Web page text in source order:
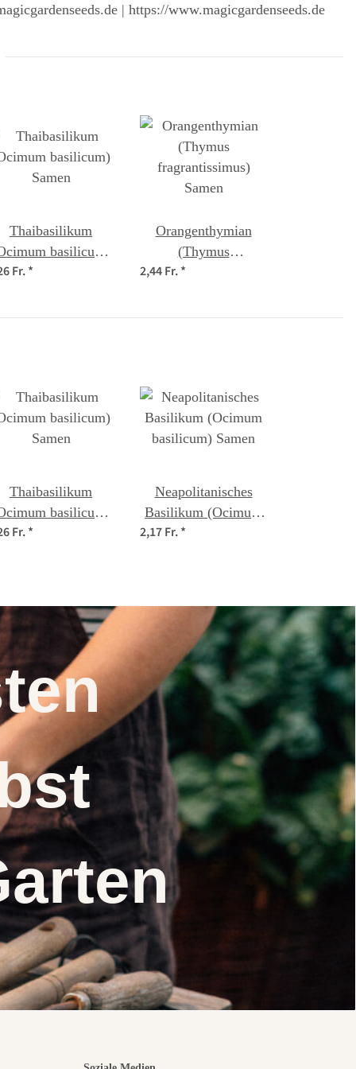
| https://www.magicgardenseeds.de
Thaibasilikum
basilicum)
Samen
Fr.*
Orangenthymian
(Thymus
fragrantissimus)
2,44 Fr.*
Thaibasilikum
basilicum)
Samen
Fr.*
Neapolitanisches
Basilikum (Ocimum
basilicum) Samen
2,17 Fr.*